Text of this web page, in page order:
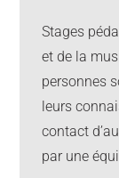
Stages
et de la
personnes
leurs
contact
par une